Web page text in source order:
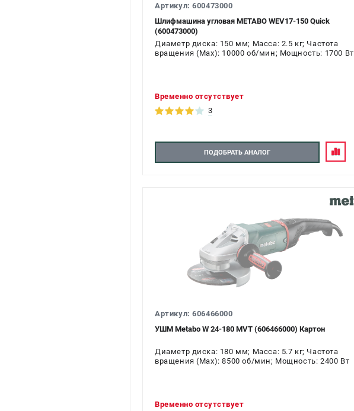
Артикул: 600473000
Шлифмашина угловая METABO WEV17-150 Quick
(600473000)
Диаметр диска: 150 мм; Масса: 2.5 кг; Частота
вращения (Max): 10000 об/мин; Мощность: 1700 Вт
Временно отсутствует
3
ПОДОБРАТЬ АНАЛОГ
Артикул: 606466000
УШМ Metabo W 24-180 MVT (606466000) Картон
Диаметр диска: 180 мм; Масса: 5.7 кг; Частота
вращения (Max): 8500 об/мин; Мощность: 2400 Вт
Временно отсутствует